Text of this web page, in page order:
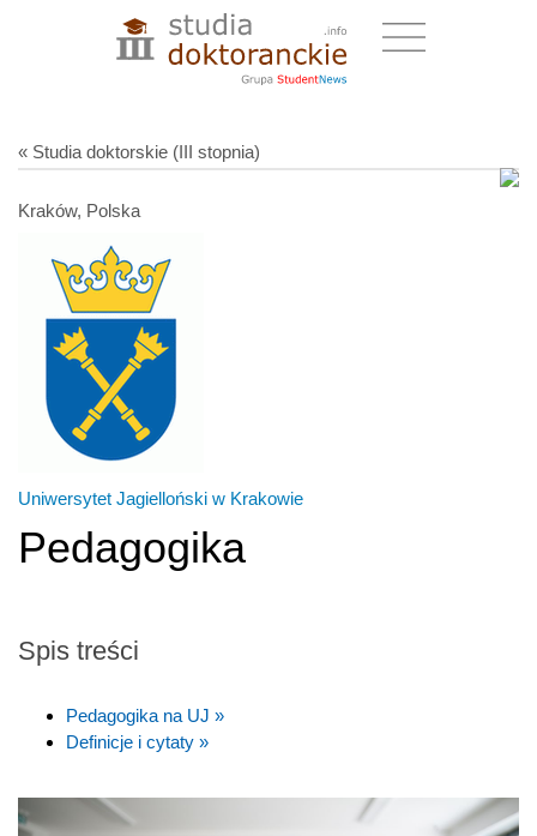
« Studia doktorskie (III stopnia)
Kraków, Polska
Uniwersytet Jagielloński w Krakowie
Pedagogika
Spis treści
Pedagogika na UJ »
Definicje i cytaty »